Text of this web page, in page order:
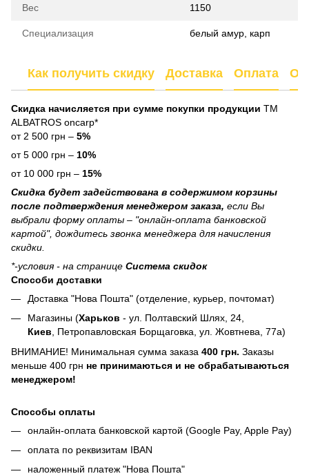
Вес 1150
Специализация белый амур, карп
Как получить скидку Доставка Оплата
Скидка начисляется при сумме покупки продукции ТМ
ALBATROS oncarp*
от 2 500 грн – 5%
от 5 000 грн – 10%
от 10 000 грн – 15%
Скидка будет задействована в содержимом корзины
после подтверждения менеджером заказа, если Вы
выбрали форму оплаты – "онлайн-оплата банковской
картой", дождитесь звонка менеджера для начисления
скидки.
*-условия - на странице Система скидок
Способи доставки
Доставка "Нова Пошта" (отделение, курьер, почтомат)
Магазины (Харьков - ул. Полтавский Шлях, 24,
Киев , Петропавловская Борщаговка, ул. Жовтнева, 77а)
ВНИМАНИЕ! Минимальная сумма заказа 400 грн. Заказы
меньше 400 грн не принимаються и не обрабатываються
менеджером!
Способы оплаты
онлайн-оплата банковской картой (Google Pay, Apple Pay)
оплата по реквизитам IBAN
наложенный платеж "Нова Пошта"